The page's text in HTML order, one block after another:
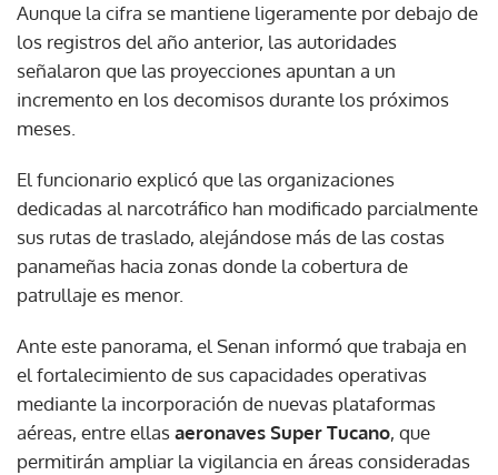
Aunque la cifra se mantiene ligeramente por debajo de
los registros del año anterior, las autoridades
señalaron que las proyecciones apuntan a un
incremento en los decomisos durante los próximos
meses.
El funcionario explicó que las organizaciones
dedicadas al narcotráfico han modificado parcialmente
sus rutas de traslado, alejándose más de las costas
panameñas hacia zonas donde la cobertura de
patrullaje es menor.
Ante este panorama, el Senan informó que trabaja en
el fortalecimiento de sus capacidades operativas
mediante la incorporación de nuevas plataformas
aéreas, entre ellasaeronaves Super Tucano, que
permitirán ampliar la vigilancia en áreas consideradas